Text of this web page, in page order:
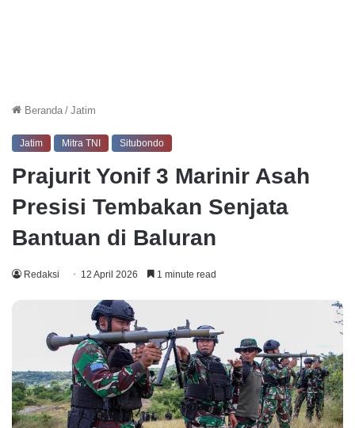
Beranda / Jatim
Jatim Mitra TNI Situbondo
Prajurit Yonif 3 Marinir Asah
Presisi Tembakan Senjata
Bantuan di Baluran
Redaksi 12 April 2026 1 minute read